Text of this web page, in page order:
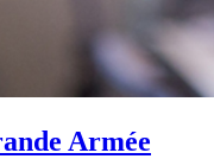
Armée